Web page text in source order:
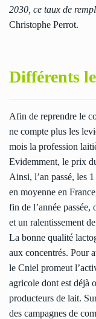
2030, ce taux de
Christophe Perrot.
Différents
Afin de reprendre le
ne compte plus les
mois la profession
Evidemment, le prix
Ainsi, l’an passé, les
en moyenne en
fin de l’année
et un ralentissement
La bonne qualité
aux concentrés. Pour
le Cniel promeut
agricole dont est déjà
producteurs de lait.
des campagnes de